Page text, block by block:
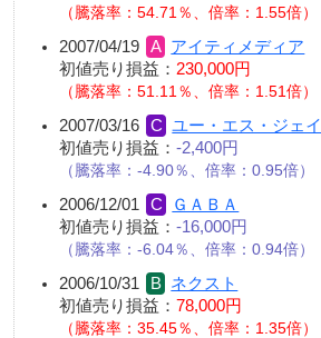
騰落率：54.71％、倍率：1.55倍
2007/04/19
アイティメディア
初値売り損益： 230,000円
騰落率：51.11％、倍率：1.51倍
2007/03/16
ユー・エス・ジェイ
初値売り損益： -2,400円
騰落率：-4.90％、倍率：0.95倍
2006/12/01
ＧＡＢＡ
初値売り損益： -16,000円
騰落率：-6.04％、倍率：0.94倍
2006/10/31
ネクスト
初値売り損益： 78,000円
騰落率：35.45％、倍率：1.35倍